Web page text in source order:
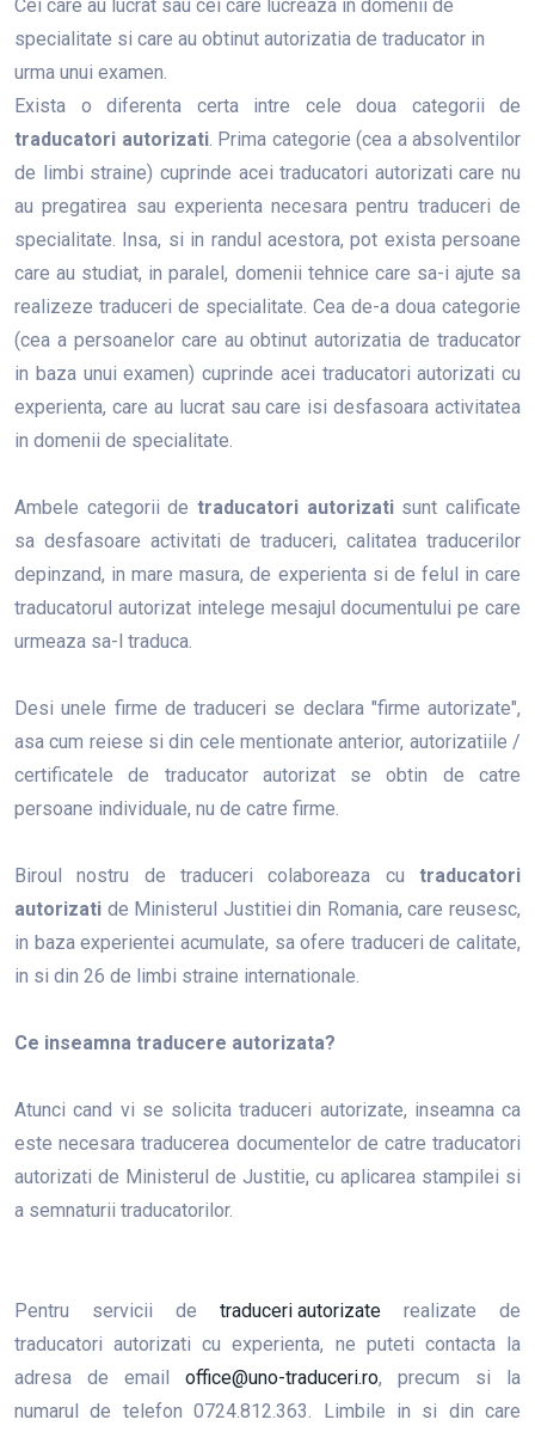
Cei care au lucrat sau cei care lucreaza in domenii de
specialitate si care au obtinut autorizatia de traducator in
urma unui examen.
Exista o diferenta certa intre cele doua categorii de
traducatori autorizati. Prima categorie (cea a absolventilor
de limbi straine) cuprinde acei traducatori autorizati care nu
au pregatirea sau experienta necesara pentru traduceri de
specialitate. Insa, si in randul acestora, pot exista persoane
care au studiat, in paralel, domenii tehnice care sa-i ajute sa
realizeze traduceri de specialitate. Cea de-a doua categorie
(cea a persoanelor care au obtinut autorizatia de traducator
in baza unui examen) cuprinde acei traducatori autorizati cu
experienta, care au lucrat sau care isi desfasoara activitatea
in domenii de specialitate.
Ambele categorii de traducatori autorizatisunt calificate
sa desfasoare activitati de traduceri, calitatea traducerilor
depinzand, in mare masura, de experienta si de felul in care
traducatorul autorizat intelege mesajul documentului pe care
urmeaza sa-l traduca.
Desi unele firme de traduceri se declara "firme autorizate",
asa cum reiese si din cele mentionate anterior, autorizatiile /
certificatele de traducator autorizat se obtin de catre
persoane individuale, nu de catre firme.
Biroul nostru de traduceri colaboreaza cu traducatori
autorizati de Ministerul Justitiei din Romania, care reusesc,
in baza experientei acumulate, sa ofere traduceri de calitate,
in si din 26 de limbi straine internationale.
Ce inseamna traducere autorizata?
Atunci cand vi se solicita traduceri autorizate, inseamna ca
este necesara traducerea documentelor de catre traducatori
autorizati de Ministerul de Justitie, cu aplicarea stampilei si
a semnaturii traducatorilor.
Pentru servicii de traduceri autorizate realizate de
traducatori autorizati cu experienta, ne puteti contacta la
adresa de email office@uno-traduceri.ro, precum si la
numarul de telefon 0724.812.363. Limbile in si din care